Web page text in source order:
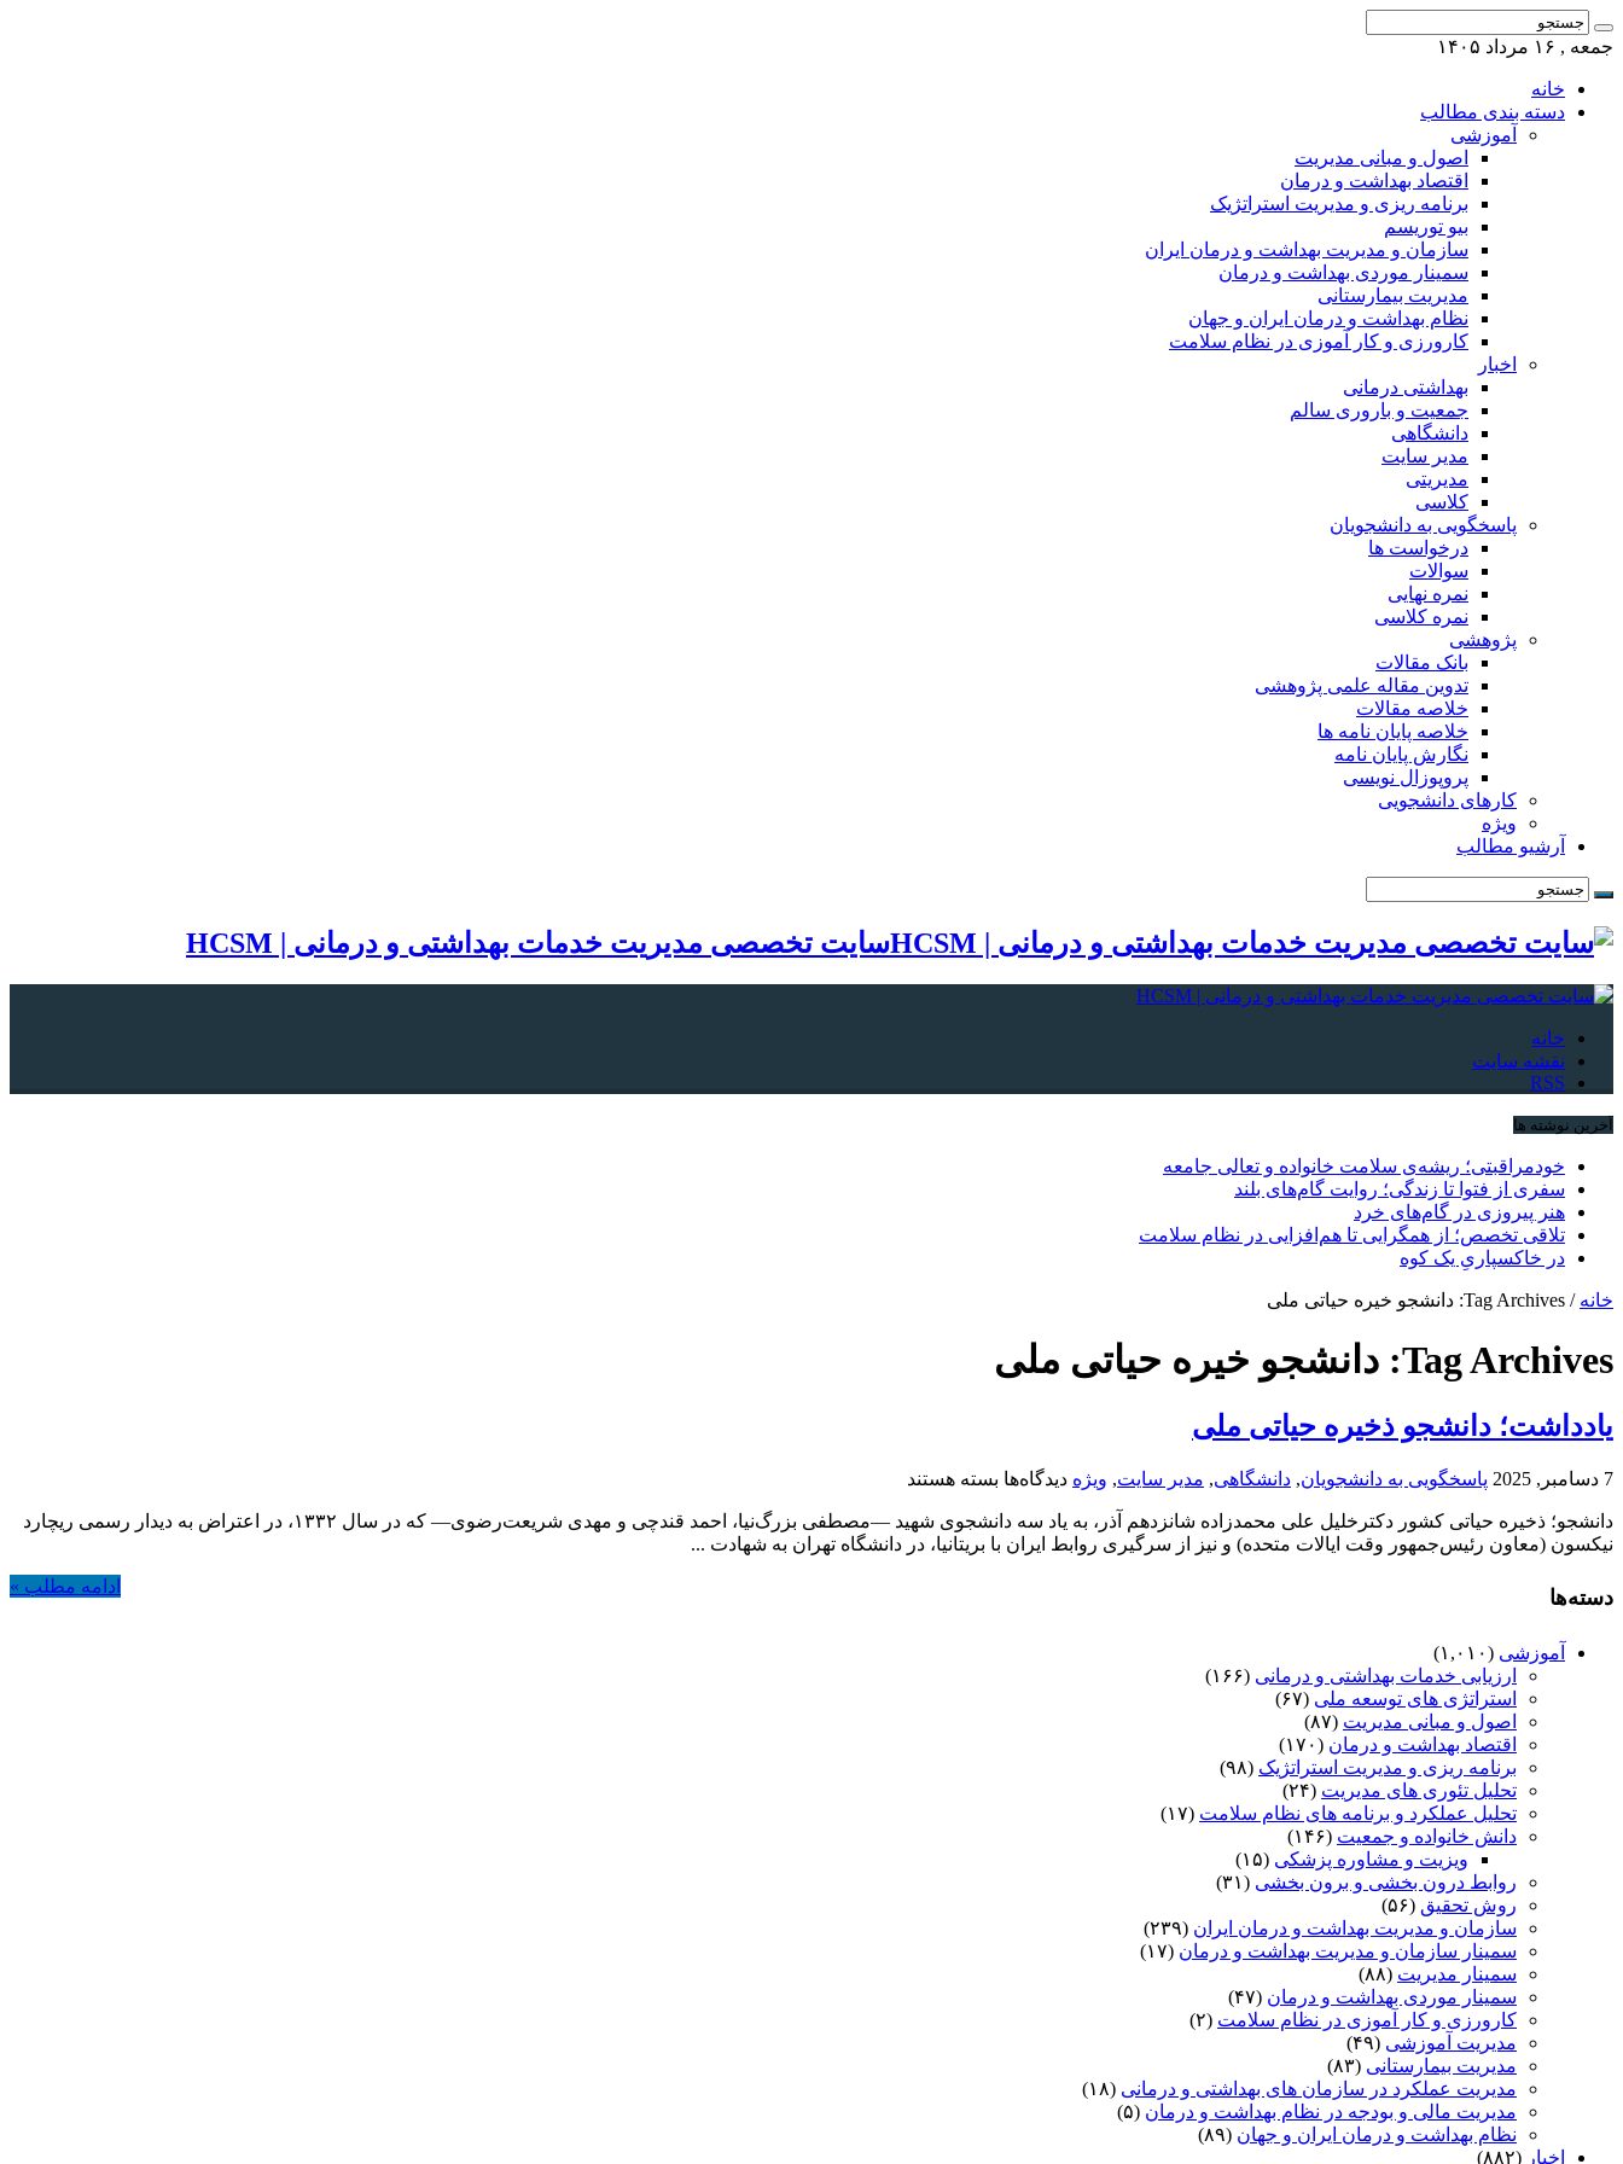
جمعه , ۱۶ مرداد ۱۴۰۵
خانه
دسته بندی مطالب
آموزشی
اصول و مبانی مدیریت
اقتصاد بهداشت و درمان
برنامه ریزی و مدیریت استراتژیک
بیو توریسم
سازمان و مدیریت بهداشت و درمان ایران
سمینار موردی بهداشت و درمان
مدیریت بیمارستانی
نظام بهداشت و درمان ایران و جهان
کارورزی و کار آموزی در نظام سلامت
اخبار
بهداشتی درمانی
جمعیت و باروری سالم
دانشگاهی
مدیر سایت
مدیریتی
کلاسی
پاسخگویی به دانشجویان
درخواست ها
سوالات
نمره نهایی
نمره کلاسی
پژوهشی
بانک مقالات
تدوین مقاله علمی پژوهشی
خلاصه مقالات
خلاصه پایان نامه ها
نگارش پایان نامه
پروپوزال نویسی
کارهای دانشجویی
ویژه
آرشیو مطالب
سایت تخصصی مدیریت خدمات بهداشتی و درمانی | HCSM
خانه
نقشه سایت
RSS
آخرین نوشته ها
خودمراقبتی؛ ریشه‌ی سلامت خانواده و تعالی جامعه
سفری از فتوا تا زندگی؛ روایت گام‌های بلند
هنر پیروزی در گام‌های خرد
تلاقی تخصص؛ از همگرایی تا هم‌افزایی در نظام سلامت
در خاکسپاریِ یک کوه
خانه / Tag Archives: دانشجو خیره حیاتی ملی
Tag Archives: دانشجو خیره حیاتی ملی
یادداشت؛ دانشجو ذخیره حیاتی ملی
7 دسامبر, 2025 پاسخگویی به دانشجویان, دانشگاهی, مدیر سایت, ویژه دیدگاه‌ها برای
دانشجو
ذخیره
بسته هستند
دانشجو؛ ذخیره حیاتی کشور دکترخلیل علی محمدزاده شانزدهم آذر، به یاد سه دانشجوی شهید —مصطفی بزرگ‌نیا، احمد قندچی و مهدی شریعت‌رضوی— که در سال ۱۳۳۲، در اعتراض به دیدار رسمی ریچارد
نیکسون (معاون رئیس‌جمهور وقت ایالات متحده) و نیز از سرگیری روابط ایران با بریتانیا، در دانشگاه تهران به شهادت ...
ادامه مطلب » دسته‌ها
آموزشی (۱,۰۱۰)
ارزیابی خدمات بهداشتی و درمانی (۱۶۶)
استراتژی های توسعه ملی (۶۷)
اصول و مبانی مدیریت (۸۷)
اقتصاد بهداشت و درمان (۱۷۰)
برنامه ریزی و مدیریت استراتژیک (۹۸)
تحلیل تئوری های مدیریت (۲۴)
تحلیل عملکرد و برنامه های نظام سلامت (۱۷)
دانش خانواده و جمعیت (۱۴۶)
ویزیت و مشاوره پزشکی (۱۵)
روابط درون بخشی و برون بخشی (۳۱)
روش تحقیق (۵۶)
سازمان و مدیریت بهداشت و درمان ایران (۲۳۹)
سمینار سازمان و مدیریت بهداشت و درمان (۱۷)
سمینار مدیریت (۸۸)
سمینار موردی بهداشت و درمان (۴۷)
کارورزی و کار آموزی در نظام سلامت (۲)
مدیریت آموزشی (۴۹)
مدیریت بیمارستانی (۸۳)
مدیریت عملکرد در سازمان های بهداشتی و درمانی (۱۸)
مدیریت مالی و بودجه در نظام بهداشت و درمان (۵)
نظام بهداشت و درمان ایران و جهان (۸۹)
اخبار (۸۸۲)